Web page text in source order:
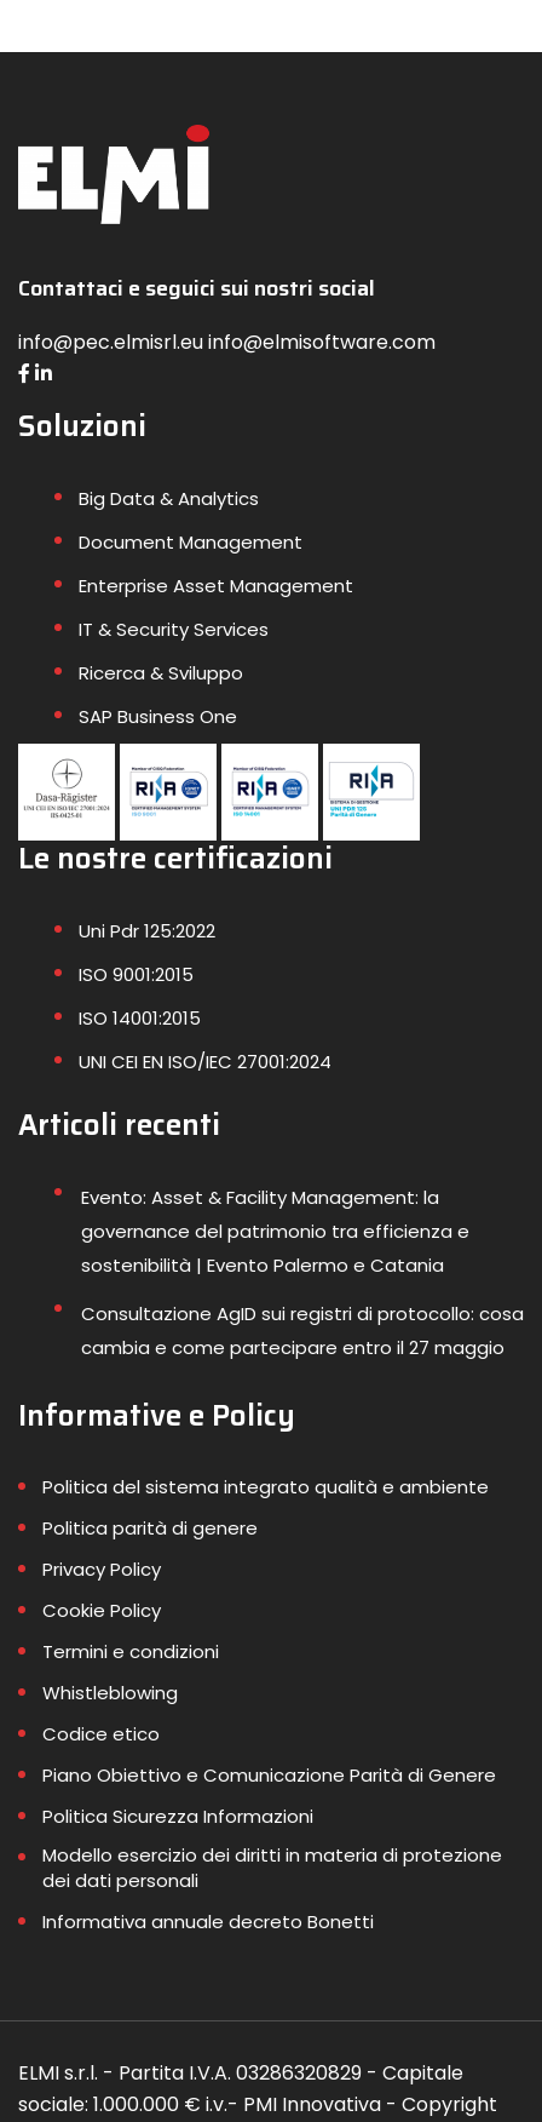
Contattaci e seguici sui nostri social
info@pec.elmisrl.eu info@elmisoftware.com
Soluzioni
Big Data & Analytics
Document Management
Enterprise Asset Management
IT & Security Services
Ricerca & Sviluppo
SAP Business One
Le nostre certificazioni
Uni Pdr 125:2022
ISO 9001:2015
ISO 14001:2015
UNI CEI EN ISO/IEC 27001:2024
Articoli recenti
Evento: Asset & Facility Management: la
governance del patrimonio tra efficienza e
sostenibilità | Evento Palermo e Catania
Consultazione AgID sui registri di protocollo: cosa
cambia e come partecipare entro il 27 maggio
Informative e Policy
Politica del sistema integrato qualità e ambiente
Politica parità di genere
Privacy Policy
Cookie Policy
Termini e condizioni
Whistleblowing
Codice etico
Piano Obiettivo e Comunicazione Parità di Genere
Politica Sicurezza Informazioni
Modello esercizio dei diritti in materia di protezione
dei dati personali
Informativa annuale decreto Bonetti
ELMI s.r.l. - Partita I.V.A. 03286320829 - Capitale
sociale: 1.000.000 € i.v.- PMI Innovativa - Copyright